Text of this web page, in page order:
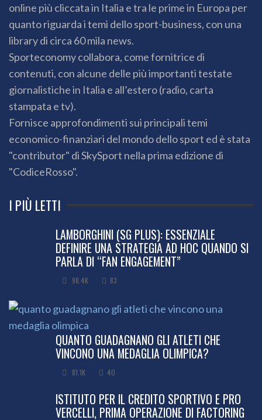
online più cliccata in Italia e tra le prime in Europa per
quanto riguarda i temi dello sport-business, con una
library di circa 60 mila news.
Sporteconomy collabora, come fornitrice di
contenuti, con alcune delle più importanti testate
giornalistiche in Italia e all’estero (radio, carta
stampata e tv).
Fornisce approfondimenti sui principali temi
economico-finanziari del mondo dello sport ed è stata
"contributor" di SkySport nella prima edizione di
"CodiceRosso".
I PIÙ LETTI
LAMBORGHINI (SG PLUS): ESSENZIALE
DEFINIRE UNA STRATEGIA AD HOC QUANDO SI
PARLA DI “FAN ENGAGEMENT”
98.4K 83
QUANTO GUADAGNANO GLI ATLETI CHE
VINCONO UNA MEDAGLIA OLIMPICA?
81.1K 40
ISTITUTO PER IL CREDITO SPORTIVO E PRO
VERCELLI, PRIMA OPERAZIONE DI FACTORING